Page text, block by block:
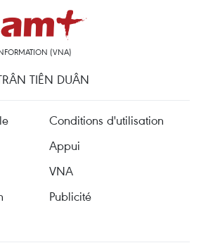
(VNA)
TIÊN DUÂN
Conditions d'utilisation
Appui
VNA
Publicité